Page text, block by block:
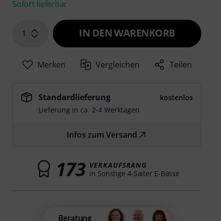
Sofort lieferbar
1 IN DEN WARENKORB
Merken Vergleichen Teilen
Standardlieferung
kostenlos
Lieferung in ca. 2-4 Werktagen
Infos zum Versand
173 VERKAUFSRANG
in Sonstige 4-Saiter E-Bässe
Beratung